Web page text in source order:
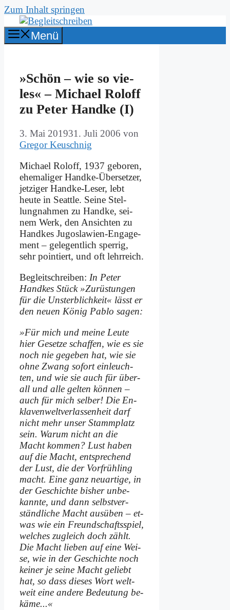
Zum Inhalt springen
Menü
»Schön – wie so vie­
les« – Mi­cha­el Rol­off
zu Pe­ter Hand­ke (I)
3. Mai 201931. Juli 2006 von
Gregor Keuschnig
Mi­cha­el Rol­off, 1937 ge­bo­ren,
ehe­ma­li­ger Hand­ke-Über­set­zer,
jet­zi­ger Hand­ke-Le­ser, lebt
heu­te in Se­at­tle. Sei­ne Stel­
lung­nah­men zu Hand­ke, sei­
nem Werk, den An­sich­ten zu
Hand­kes Ju­go­sla­wi­en-En­ga­ge­
ment – ge­le­gent­lich sper­rig,
sehr poin­tiert, und oft lehr­reich.
Be­gleit­schrei­ben: In Pe­ter
Hand­kes Stück »Zu­rü­stun­gen
für die Un­sterb­lich­keit« lässt er
den neu­en Kö­nig Pa­blo sa­gen:
»Für mich und mei­ne Leu­te
hier Ge­set­ze schaf­fen, wie es sie
noch nie ge­ge­ben hat, wie sie
oh­ne Zwang so­fort ein­leuch­
ten, und wie sie auch für über­
all und al­le gel­ten kön­nen –
auch für mich sel­ber! Die En­
kla­ven­welt­ver­las­sen­heit darf
nicht mehr un­ser Stamm­platz
sein. War­um nicht an die
Macht kom­men? Lust ha­ben
auf die Macht, ent­spre­chend
der Lust, die der Vor­früh­ling
macht. Ei­ne ganz neu­ar­ti­ge, in
der Ge­schich­te bis­her un­be­
kann­te, und dann selbst­ver­
ständ­li­che Macht aus­üben – et­
was wie ein Freund­schafts­spiel,
wel­ches zu­gleich doch zählt.
Die Macht lie­ben auf ei­ne Wei­
se, wie in der Ge­schich­te noch
kei­ner je sei­ne Macht ge­liebt
hat, so dass die­ses Wort welt­
weit ei­ne an­de­re Be­deu­tung be­
kä­me...«